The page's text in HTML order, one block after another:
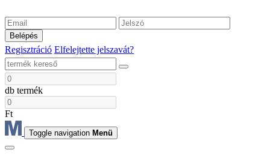
Belépés
Regisztráció Elfelejtette jelszavát?
db termék
Ft
Toggle navigation Menü